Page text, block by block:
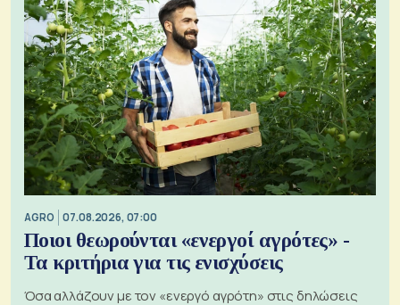
AGRO 07.08.2026, 07:00
Ποιοι θεωρούνται «ενεργοί αγρότες» -
Τα κριτήρια για τις ενισχύσεις
Όσα αλλάζουν με τον «ενεργό αγρότη» στις δηλώσεις